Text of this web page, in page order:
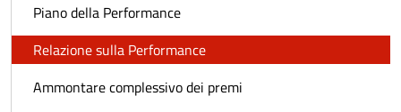
Piano della Performance
Relazione sulla Performance
Ammontare complessivo dei premi